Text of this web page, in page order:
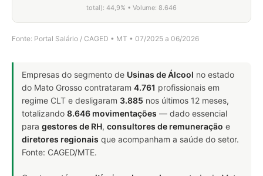
total): 44,9% • Volume: 8.646
Fonte: Portal Salário / CAGED • MT • 07/2025 a 06/2026
Empresas do segmento de Usinas de Álcool no estado
do Mato Grosso contrataram 4.761 profissionais em
regime CLT e desligaram 3.885 nos últimos 12 meses,
totalizando 8.646 movimentações — dado essencial
para gestores de RH, consultores de remuneração e
diretores regionais que acompanham a saúde do setor.
Fonte: CAGED/MTE.